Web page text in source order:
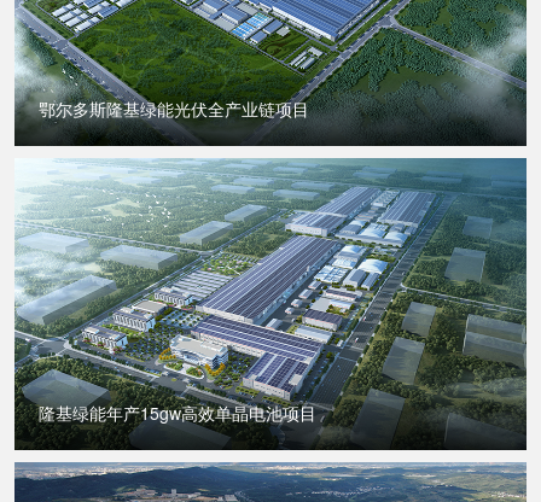
鄂尔多斯隆基绿能光伏全产业链项目
隆基绿能年产15gw高效单晶电池项目